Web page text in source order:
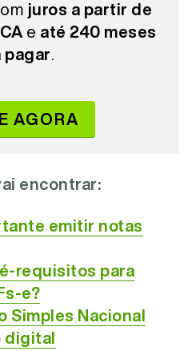
juros a partir de
e até 240 meses
pagar
AGORA
encontrar:
emitir notas
requisitos para
e?
Simples Nacional